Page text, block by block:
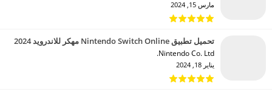
مارس 15, 2024
تحميل تطبيق Nintendo Switch Online مهكر للاندرويد 2024
Nintendo Co. Ltd.‏
يناير 18, 2024